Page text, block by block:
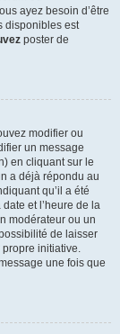
ayez besoin d’être
disponibles est
poster de
modifier ou
un message
en cliquant sur le
a déjà répondu au
qu’il a été
et l’heure de la
modérateur ou un
de laisser
propre initiative.
une fois que